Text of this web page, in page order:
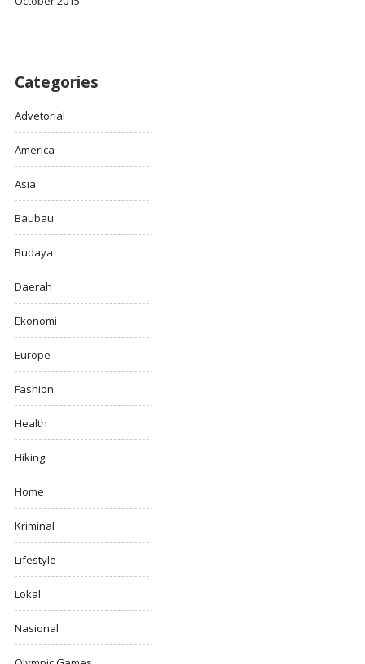
Categories
Advetorial
America
Asia
Baubau
Budaya
Daerah
Ekonomi
Europe
Fashion
Health
Hiking
Home
Kriminal
Lifestyle
Lokal
Nasional